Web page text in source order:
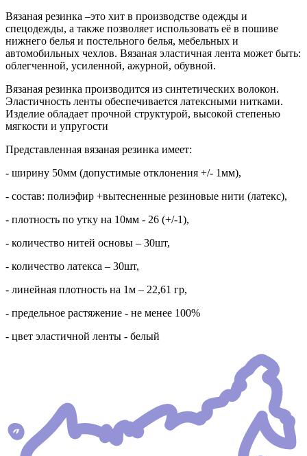
Вязаная резинка –это хит в производстве одежды и
спецодежды, а также позволяет использовать её в пошиве
нижнего белья и постельного белья, мебельных и
автомобильных чехлов. Вязаная эластичная лента может быть:
облегченной, усиленной, ажурной, обувной.
Вязаная резинка производится из синтетических волокон.
Эластичность ленты обеспечивается латексными нитками.
Изделие обладает прочной структурой, высокой степенью
мягкости и упругости
Представленная вязаная резинка имеет:
- ширину 50мм (допустимые отклонения +/- 1мм),
- состав: полиэфир +вытесненные резиновые нити (латекс),
- плотность по утку на 10мм - 26 (+/-1),
- количество нитей основы – 30шт,
- количество латекса – 30шт,
- линейная плотность на 1м – 22,61 гр,
- предельное растяжение - не менее 100%
- цвет эластичной ленты - белый